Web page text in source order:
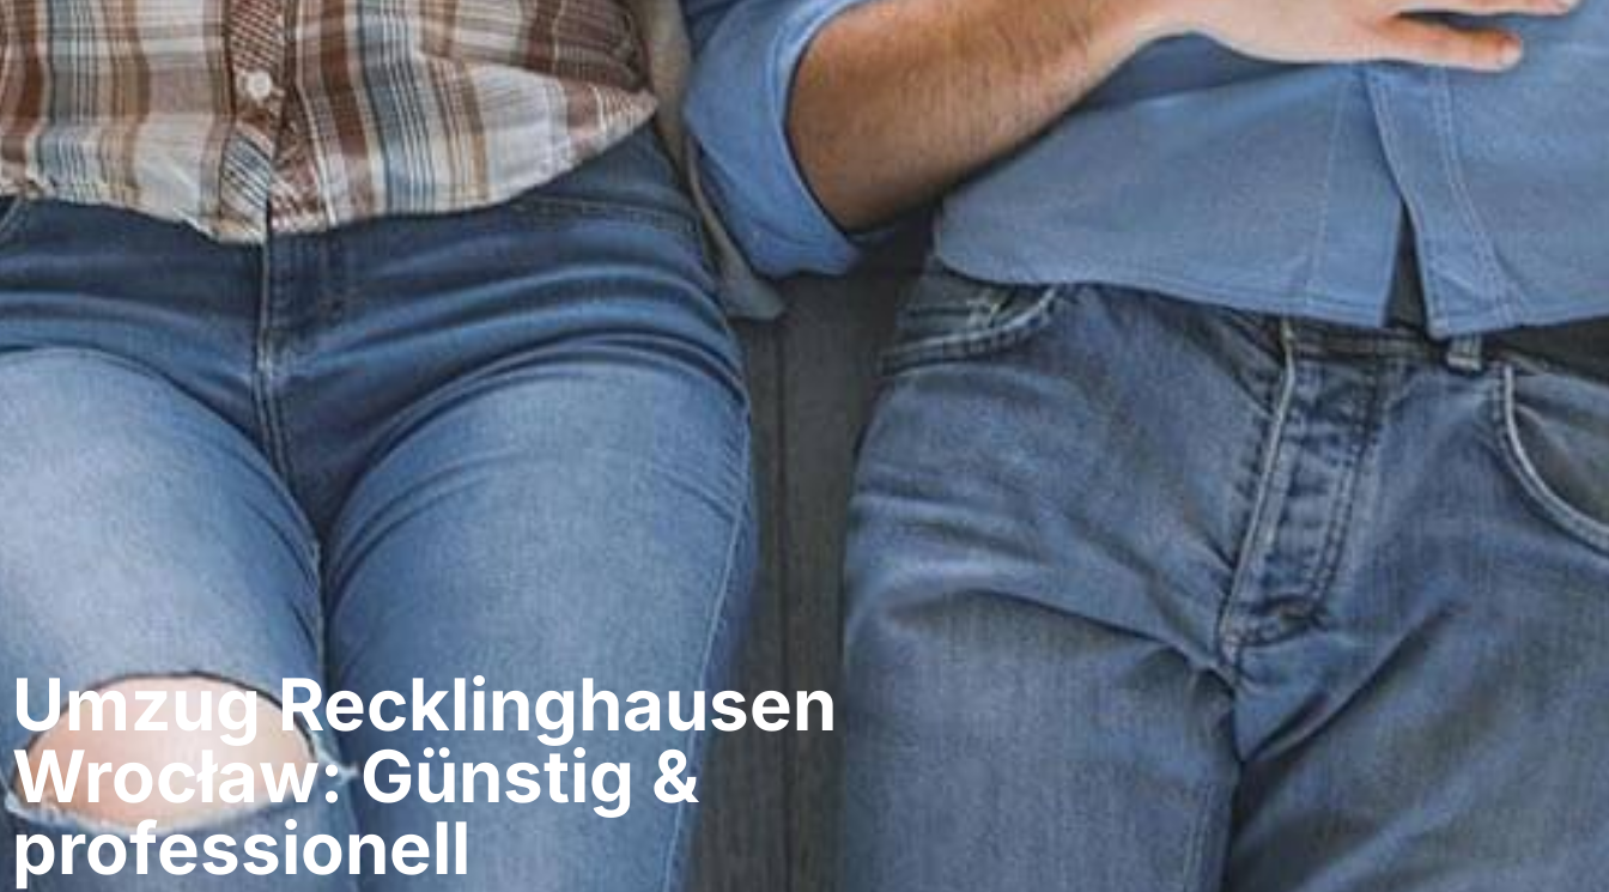
Umzug Recklinghausen​
Wrocław: Günstig &
professionell​